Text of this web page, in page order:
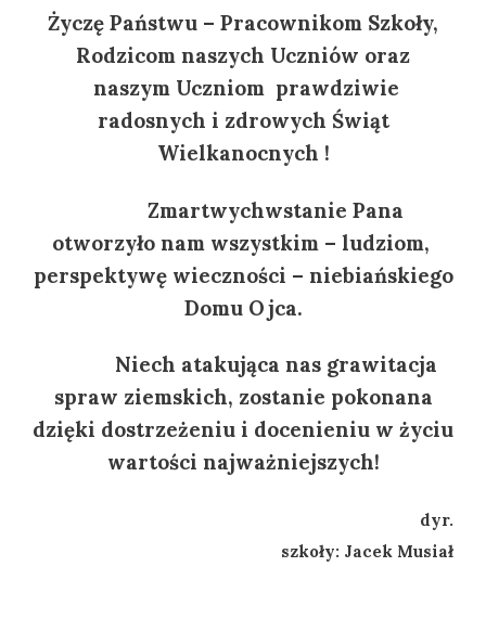
Życzę Państwu – Pracownikom Szkoły,
Rodzicom naszych Uczniów oraz
naszym Uczniom prawdziwie
radosnych i zdrowych Świąt
Wielkanocnych !
Zmartwychwstanie Pana
otworzyło nam wszystkim – ludziom,
perspektywę wieczności – niebiańskiego
Domu Ojca.
Niech atakująca nas grawitacja
spraw ziemskich, zostanie pokonana
dzięki dostrzeżeniu i docenieniu w życiu
wartości najważniejszych!
dyr.
szkoły: Jacek Musiał